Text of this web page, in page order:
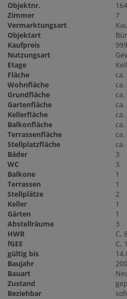
Objektnr.
Zimmer
7
Vermarktungsart
Objektart
Kaufpreis
Nutzungsart
Etage
Fläche
Wohnfläche
Grundfläche
Gartenfläche
Kellerfläche
Balkonfläche
Terrassenfläche
Stellplatzfläche
Bäder
3
WC
3
Balkone
1
Terrassen
1
Stellplätze
2
Keller
1
Gärten
1
Abstellräume
3
HWB
C,
fGEE
C,
gültig bis
Baujahr
Bauart
Zustand
Beziehbar